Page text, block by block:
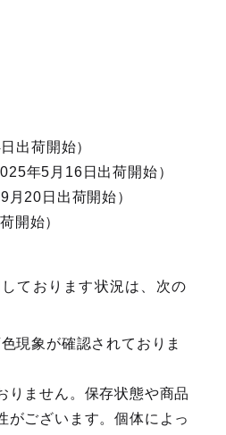
出荷開始）
年5月16日出荷開始）
20日出荷開始）
開始）
ております状況は、次の
現象が確認されておりま
りません。保存状態や商品
がございます。個体によっ